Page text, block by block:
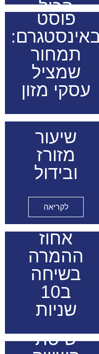
הכול
לקריאה
פוסט
תמחור
שמציל
עסקי מזון
לקריאה
שיעור
מזורז
ובידול
לקריאה
שיפור
אחוז
ההמרה
בשיחה
ב10
שניות
לקריאה
שיטת